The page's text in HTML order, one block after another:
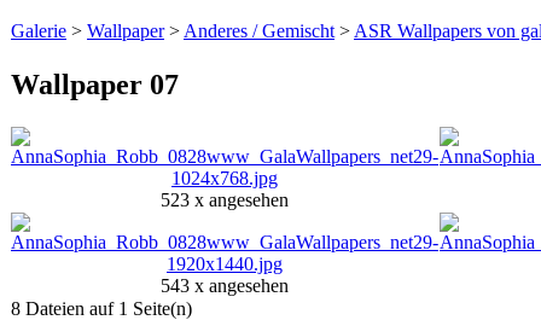
Galerie > Wallpaper> Anderes / Gemischt > ASR Wallpapers von
Wallpaper 07
523 x angesehen
543 x angesehen
8 Dateien auf 1 Seite(n)